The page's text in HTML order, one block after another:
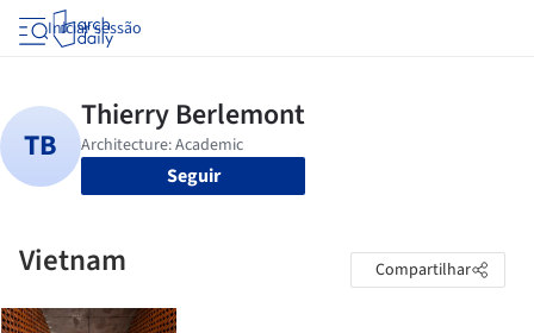
Iniciar sessão
Seguir
Vietnam Compartilhar